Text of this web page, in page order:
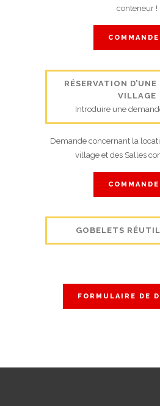
conteneur !
RÉSERVATION
VILLAGE
Introduire une
Demande concernant la
village et des Salles
GOBELETS
FORMULAIRE DE